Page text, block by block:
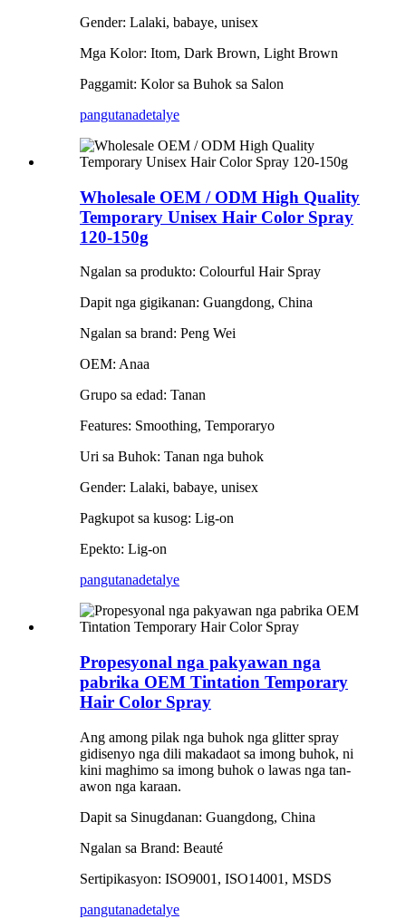
Gender: Lalaki, babaye, unisex
Mga Kolor: Itom, Dark Brown, Light Brown
Paggamit: Kolor sa Buhok sa Salon
pangutanadetalye
Wholesale OEM / ODM High Quality
Temporary Unisex Hair Color Spray
120-150g
Ngalan sa produkto: Colourful Hair Spray
Dapit nga gigikanan: Guangdong, China
Ngalan sa brand: Peng Wei
OEM: Anaa
Grupo sa edad: Tanan
Features: Smoothing, Temporaryo
Uri sa Buhok: Tanan nga buhok
Gender: Lalaki, babaye, unisex
Pagkupot sa kusog: Lig-on
Epekto: Lig-on
pangutanadetalye
Propesyonal nga pakyawan nga
pabrika OEM Tintation Temporary
Hair Color Spray
Ang among pilak nga buhok nga glitter spray
gidisenyo nga dili makadaot sa imong buhok, ni
kini maghimo sa imong buhok o lawas nga tan-
awon nga karaan.
Dapit sa Sinugdanan: Guangdong, China
Ngalan sa Brand: Beauté
Sertipikasyon: ISO9001, ISO14001, MSDS
pangutanadetalye